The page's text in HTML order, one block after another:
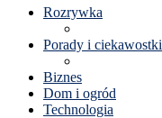
Rozrywka
Porady i ciekawostki
Biznes
Dom i ogród
Technologia